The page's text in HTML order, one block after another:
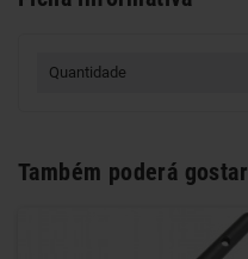
Quantidade
Também poderá gostar